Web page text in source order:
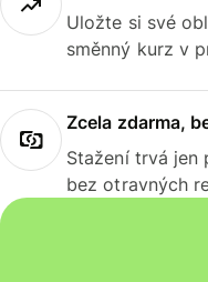
Uložte si své
směnný kurz v
Zcela zdarma,
Stažení trvá jen
bez otravných